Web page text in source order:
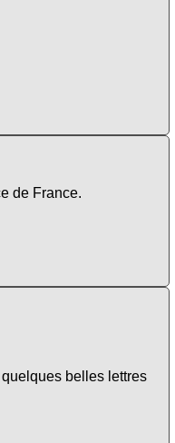
de France.
belles lettres